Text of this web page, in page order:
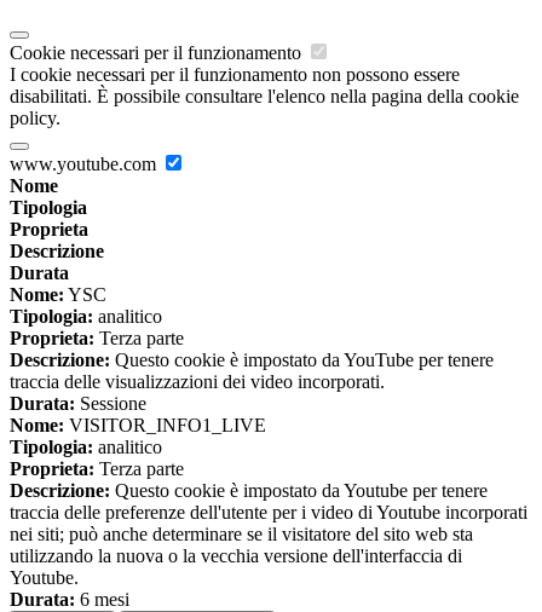
Cookie necessari per il funzionamento
I cookie necessari per il funzionamento non possono essere
disabilitati. È possibile consultare l'elenco nella pagina della cookie
policy.
www.youtube.com
Nome
Tipologia
Proprieta
Descrizione
Durata
Nome: YSC
Tipologia: analitico
Proprieta: Terza parte
Descrizione: Questo cookie è impostato da YouTube per tenere
traccia delle visualizzazioni dei video incorporati.
Durata: Sessione
Nome: VISITOR_INFO1_LIVE
Tipologia: analitico
Proprieta: Terza parte
Descrizione: Questo cookie è impostato da Youtube per tenere
traccia delle preferenze dell'utente per i video di Youtube incorporati
nei siti; può anche determinare se il visitatore del sito web sta
utilizzando la nuova o la vecchia versione dell'interfaccia di
Youtube.
Durata: 6 mesi